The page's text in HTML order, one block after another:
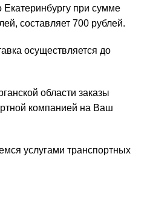
Екатеринбургу при сумме
составляет 700 рублей.
осуществляется до
области заказы
компанией на Ваш
услугами транспортных